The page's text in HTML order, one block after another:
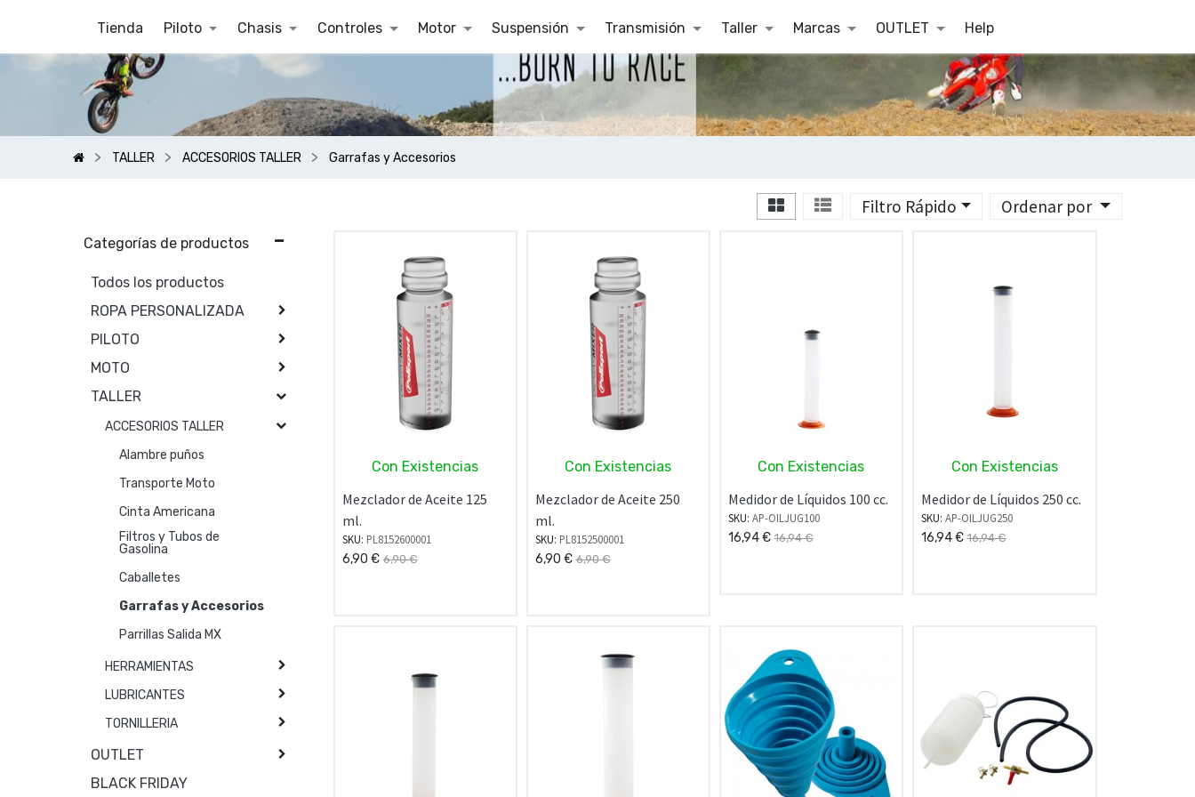
Tienda Piloto Chasis Controles Motor Suspensión Transmisión Taller Marcas OUTLET Help
TALLER ACCESORIOS TALLER Garrafas y Accesorios
Ordenar por
Filtro Rápido
Categorías de productos
Todos los productos
ROPA PERSONALIZADA
PILOTO
MOTO
TALLER
ACCESORIOS TALLER
Alambre puños
Transporte Moto
Cinta Americana
Filtros y Tubos de
Gasolina
Caballetes
Garrafas y Accesorios
Parrillas Salida MX
HERRAMIENTAS
LUBRICANTES
TORNILLERIA
OUTLET
BLACK FRIDAY
Con Existencias
Mezclador de Aceite 125
ml.
SKU: PL8152600001
6,90 € 6,90€
Con Existencias
Mezclador de Aceite 250
ml.
SKU: PL8152500001
6,90 € 6,90€
Con Existencias
Medidor de Líquidos 100 cc.
SKU: AP-OILJUG100
16,94€ 16,94€
Con Existencias
Medidor de Líquidos 250 cc.
SKU: AP-OILJUG250
16,94€ 16,94€